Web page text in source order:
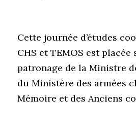
Cette journée d’études
CHS et TEMOS est
patronage de la Ministre
du Ministère des armées
Mémoire et des Anciens